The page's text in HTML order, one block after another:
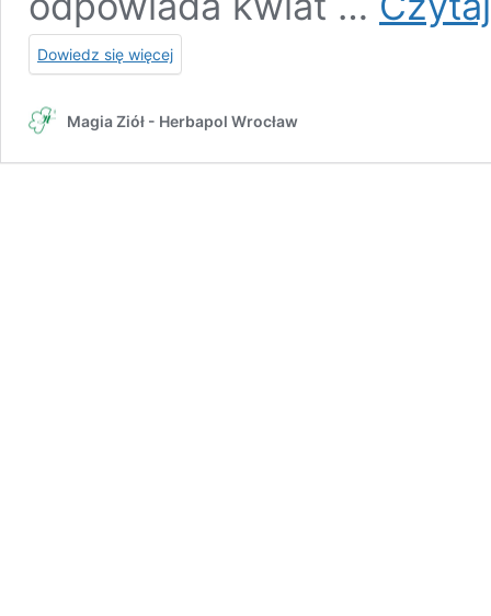
Dowiedz się więcej
Magia Ziół - Herbapol Wrocław